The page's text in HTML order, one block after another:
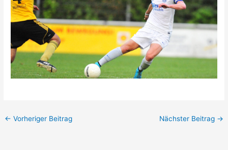
← Vorheriger Beitrag Nächster Beitrag →